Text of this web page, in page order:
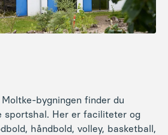
bygningen finder du
sportshal. Her er faciliteter og
håndbold, volley, basketball,